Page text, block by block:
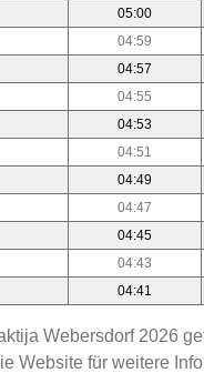
05:00
04:59
04:57
04:55
04:53
04:51
04:49
04:47
04:45
04:43
04:41
Webersdorf 2026
Website für weitere